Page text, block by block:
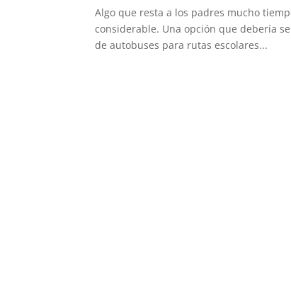
Algo que resta a los padres mucho
considerable. Una opción que debería
de autobuses para rutas escolares...